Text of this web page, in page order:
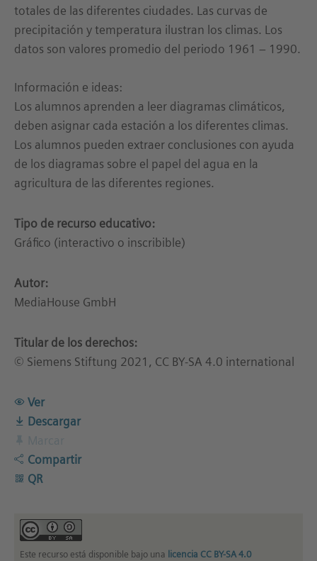
totales de las diferentes ciudades. Las curvas de
precipitación y temperatura ilustran los climas. Los
datos son valores promedio del periodo 1961 – 1990.
Información e ideas:
Los alumnos aprenden a leer diagramas climáticos,
deben asignar cada estación a los diferentes climas.
Los alumnos pueden extraer conclusiones con ayuda
de los diagramas sobre el papel del agua en la
agricultura de las diferentes regiones.
Tipo de recurso educativo:
Gráfico (interactivo o inscribible)
Autor:
MediaHouse GmbH
Titular de los derechos:
© Siemens Stiftung 2021, CC BY-SA 4.0 international
Ver
Descargar
Compartir
QR
Este recurso está disponible bajo una licencia CC BY-SA 4.0